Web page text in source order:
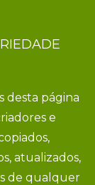
desta página
e
atualizados,
de qualquer